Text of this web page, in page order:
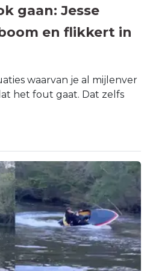
gaan: Jesse
en flikkert in
waarvan je al mijlenver
het fout gaat. Dat zelfs